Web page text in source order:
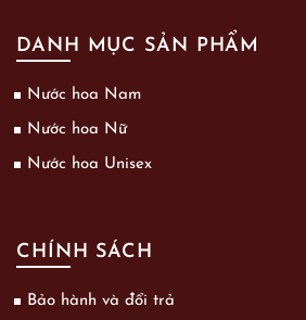
DANH MỤC SẢN PHẨM
Nước hoa Nam
Nước hoa Nữ
Nước hoa Unisex
CHÍNH SÁCH
Bảo hành và đổi trả